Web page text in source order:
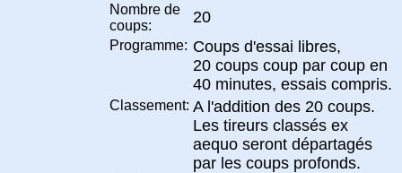
Nombre de
coups:
20
Programme: Coups d'essai libres,
20 coups coup par coup en
40 minutes, essais compris.
Classement: A l'addition des 20 coups.
Les tireurs classés ex
aequo seront départagés
par les coups profonds.